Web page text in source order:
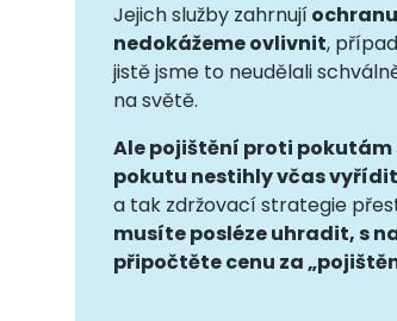
Jejich služby zahrnují
nedokážeme ovlivnit,
jistě jsme to neudělali
na světě.
Ale pojištění proti
pokutu nestihly včas vyřídit
a tak zdržovací strategie
musíte posléze uhradit, s
připočtěte cenu za